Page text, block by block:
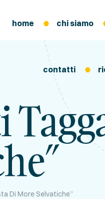
home chi siamo
contatti
Di More Selvatiche”